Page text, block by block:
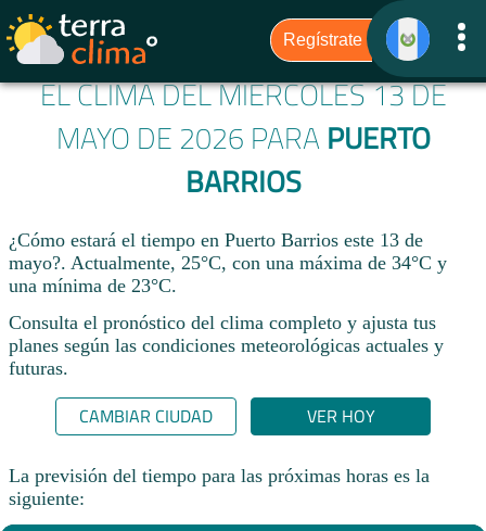
EL CLIMA DEL MIÉRCOLES 13 DE
MAYO DE 2026 PARA PUERTO
BARRIOS
¿Cómo estará el tiempo en Puerto Barrios este 13 de
mayo?. Actualmente, 25°C, con una máxima de 34°C y
una mínima de 23°C.
Consulta el pronóstico del clima completo y ajusta tus
planes según las condiciones meteorológicas actuales y
futuras.
CAMBIAR CIUDAD VER HOY
La previsión del tiempo para las próximas horas es la
siguiente: